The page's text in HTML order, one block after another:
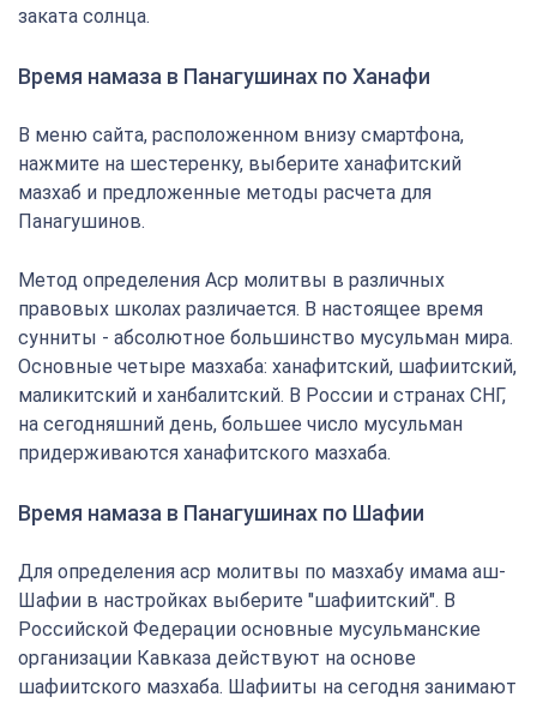
заката солнца.
Время намаза в Панагушинах по Ханафи
В меню сайта, расположенном внизу смартфона,
нажмите на шестеренку, выберите ханафитский
мазхаб и предложенные методы расчета для
Панагушинов.
Метод определения Аср молитвы в различных
правовых школах различается. В настоящее время
сунниты - абсолютное большинство мусульман мира.
Основные четыре мазхаба: ханафитский, шафиитский,
маликитский и ханбалитский. В России и странах СНГ,
на сегодняшний день, большее число мусульман
придерживаются ханафитского мазхаба.
Время намаза в Панагушинах по Шафии
Для определения аср молитвы по мазхабу имама аш-
Шафии в настройках выберите "шафиитский". В
Российской Федерации основные мусульманские
организации Кавказа действуют на основе
шафиитского мазхаба. Шафииты на сегодня занимают